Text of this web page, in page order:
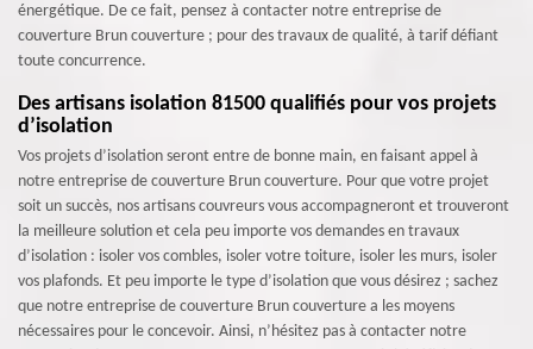
énergétique. De ce fait, pensez à contacter notre entreprise de
couverture Brun couverture ; pour des travaux de qualité, à tarif défiant
toute concurrence.
Des artisans isolation 81500 qualifiés pour vos projets
d’isolation
Vos projets d’isolation seront entre de bonne main, en faisant appel à
notre entreprise de couverture Brun couverture. Pour que votre projet
soit un succès, nos artisans couvreurs vous accompagneront et trouveront
la meilleure solution et cela peu importe vos demandes en travaux
d’isolation : isoler vos combles, isoler votre toiture, isoler les murs, isoler
vos plafonds. Et peu importe le type d’isolation que vous désirez ; sachez
que notre entreprise de couverture Brun couverture a les moyens
nécessaires pour le concevoir. Ainsi, n’hésitez pas à contacter notre